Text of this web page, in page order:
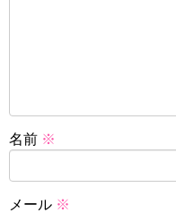
名前 ※
メール ※